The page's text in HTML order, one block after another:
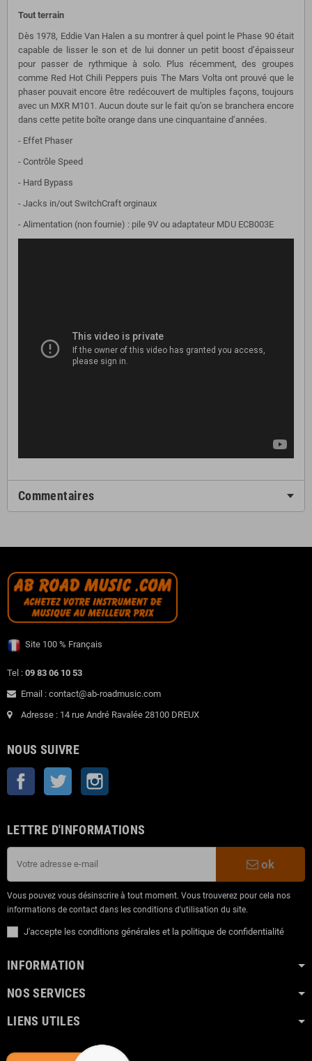
Tout terrain
Dès 1978, Eddie Van Halen a su montrer à quel point le Phase 90 était
capable de lisser le son et de lui donner un petit boost d’épaisseur
pour passer de rythmique à solo. Plus récemment, des groupes
comme Red Hot Chili Peppers puis The Mars Volta ont prouvé que le
phaser pouvait encore être redécouvert de multiples façons, toujours
avec un MXR M101. Aucun doute sur le fait qu’on se branchera encore
dans cette petite boîte orange dans une cinquantaine d’années.
- Effet Phaser
- Contrôle Speed
- Hard Bypass
- Jacks in/out SwitchCraft orginaux
- Alimentation (non fournie) : pile 9V ou adaptateur MDU ECB003E
Commentaires
Site 100 % Français
Tel : 09 83 06 10 53
Email : contact@ab-roadmusic.com
Adresse : 14 rue André Ravalée 28100 DREUX
NOUS SUIVRE
Facebook Twitter
LETTRE D'INFORMATIONS
ok
Vous pouvez vous désinscrire à tout moment. Vous trouverez pour cela nos
informations de contact dans les conditions d'utilisation du site.
J'accepte les conditions générales et la politique de confidentialité
INFORMATION
NOS SERVICES
LIENS UTILES